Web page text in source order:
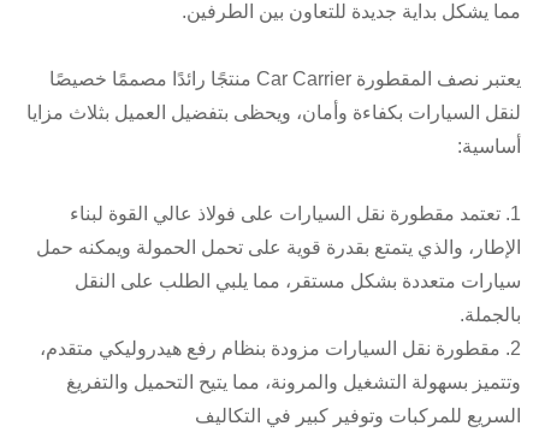
مما يشكل بداية جديدة للتعاون بين الطرفين.
يعتبر نصف المقطورة Car Carrier منتجًا رائدًا مصممًا خصيصًا
لنقل السيارات بكفاءة وأمان، ويحظى بتفضيل العميل بثلاث مزايا
أساسية:
1. تعتمد مقطورة نقل السيارات على فولاذ عالي القوة لبناء
الإطار، والذي يتمتع بقدرة قوية على تحمل الحمولة ويمكنه حمل
سيارات متعددة بشكل مستقر، مما يلبي الطلب على النقل
بالجملة.
2. مقطورة نقل السيارات مزودة بنظام رفع هيدروليكي متقدم،
وتتميز بسهولة التشغيل والمرونة، مما يتيح التحميل والتفريغ
السريع للمركبات وتوفير كبير في التكاليف